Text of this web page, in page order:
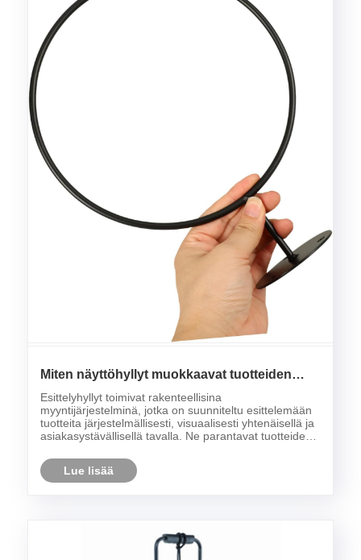
Miten näyttöhyllyt muokkaavat tuotteiden
näkyvyyttä ja myymälätilan optimointia?
Esittelyhyllyt toimivat rakenteellisina
myyntijärjestelminä, jotka on suunniteltu esittelemään
tuotteita järjestelmällisesti, visuaalisesti yhtenäisellä ja
asiakasystävällisellä tavalla. Ne parantavat tuotteiden
vaikuttavat yleiseen ostokäyttäytymis......
Lue lisää